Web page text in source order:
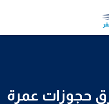
حجوزات عمرة